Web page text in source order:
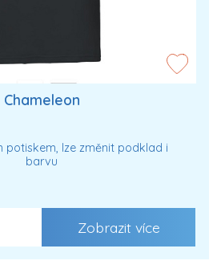
Chameleon
potiskem, lze změnit podklad i
barvu
Zobrazit více